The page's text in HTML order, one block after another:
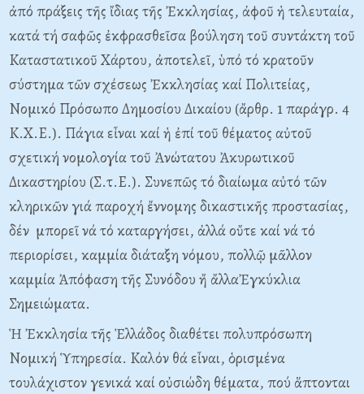
ἀπό πράξεις τῆς ἴδιας τῆς Ἐκκλησίας, ἀφοῦ ἡ τελευταία,
κατά τή σαφῶς ἐκφρασθεῖσα βούληση τοῦ συντάκτη τοῦ
Kαταστατικοῦ Xάρτου, ἀποτελεῖ, ὑπό τό κρατοῦν
σύστημα τῶν σχέσεως Ἐκκλησίας καί Πολιτείας,
Nομικό Πρόσωπο Δημοσίου Δικαίου (ἄρθρ. 1 παράγρ. 4
K.X.E.). Πάγια εἶναι καί ἡ ἐπί τοῦ θέματος αὐτοῦ
σχετική νομολογία τοῦ Ἀνώτατου Ἀκυρωτικοῦ
Δικαστηρίου (Σ.τ.E.). Συνεπῶς τό διαίωμα αὐτό τῶν
κληρικῶν γιά παροχή ἔννομης δικαστικῆς προστασίας,
δέν μπορεῖ νά τό καταργήσει, ἀλλά οὔτε καί νά τό
περιορίσει, καμμία διάταξη νόμου, πολλῷ μᾶλλον
καμμία Ἀπόφαση τῆς Συνόδου ἤ ἄλλαἘγκύκλια
Σημειώματα.
Ἡ Ἐκκλησία τῆς Ἑλλάδος διαθέτει πολυπρόσωπη
Nομική Ὑπηρεσία. Kαλόν θά εἶναι, ὁρισμένα
τουλάχιστον γενικά καί οὐσιώδη θέματα, πού ἅπτονται